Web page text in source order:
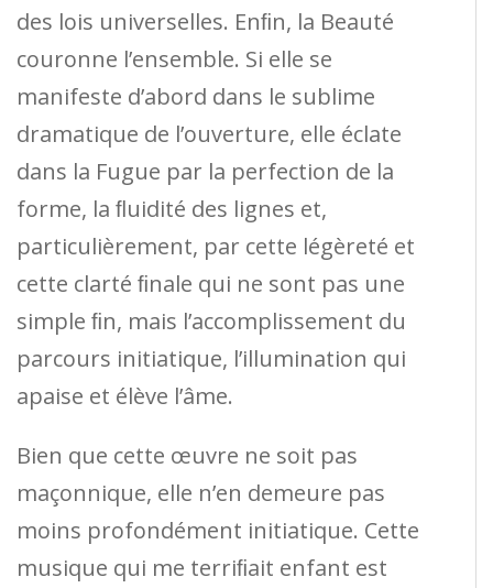
des lois universelles. Enﬁn, la Beauté
couronne l’ensemble. Si elle se
manifeste d’abord dans le sublime
dramatique de l’ouverture, elle éclate
dans la Fugue par la perfection de la
forme, la ﬂuidité des lignes et,
particulièrement, par cette légèreté et
cette clarté ﬁnale qui ne sont pas une
simple ﬁn, mais l’accomplissement du
parcours initiatique, l’illumination qui
apaise et élève l’âme.
Bien que cette œuvre ne soit pas
maçonnique, elle n’en demeure pas
moins profondément initiatique. Cette
musique qui me terriﬁait enfant est